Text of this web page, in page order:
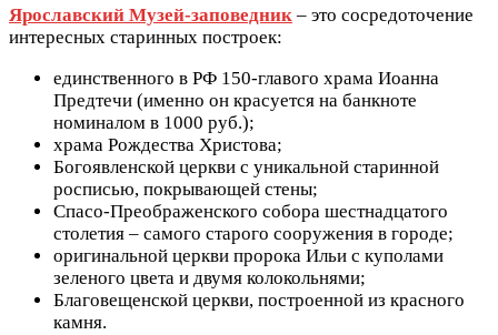
Ярославский Музей-заповедник – это сосредоточение
интересных старинных построек:
единственного в РФ 150-главого храма Иоанна
Предтечи (именно он красуется на банкноте
номиналом в 1000 руб.);
храма Рождества Христова;
Богоявленской церкви с уникальной старинной
росписью, покрывающей стены;
Спасо-Преображенского собора шестнадцатого
столетия – самого старого сооружения в городе;
оригинальной церкви пророка Ильи с куполами
зеленого цвета и двумя колокольнями;
Благовещенской церкви, построенной из красного
камня.